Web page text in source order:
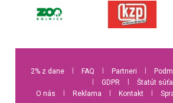
2% z dane FAQ Partneri
GDPR
Štatút
O nás
Reklama Kontakt